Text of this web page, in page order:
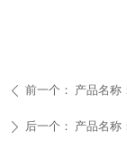
ꄴ 前一个： 产品名称
ꄲ 后一个： 产品名称